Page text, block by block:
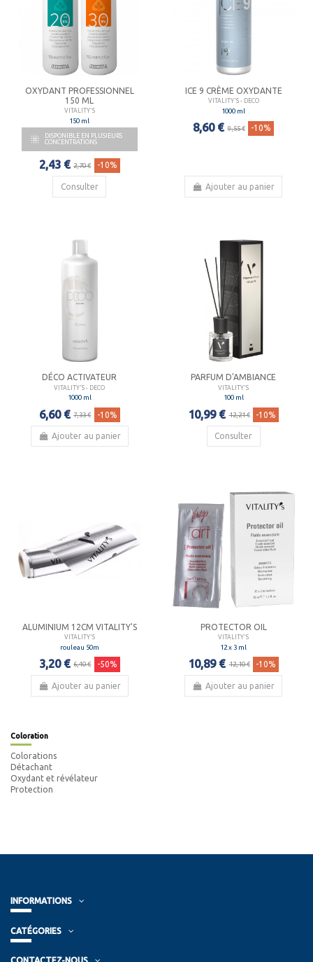
OXYDANT PROFESSIONNEL
150 ML
VITALITY'S
150 ml

DISPONIBLE EN PLUSIEURS
CONCENTRATIONS
2,43 € 2,70 € -10%
Consulter
ICE 9 CRÈME OXYDANTE
VITALITY'S - DECO
1000 ml
8,60 € 9,55 € -10%
Ajouter au panier
DÉCO ACTIVATEUR
VITALITY'S - DECO
1000 ml
6,60 € 7,33 € -10%
Ajouter au panier
PARFUM D'AMBIANCE
VITALITY'S
100 ml
10,99 € 12,21 € -10%
Consulter
ALUMINIUM 12CM VITALITY'S
VITALITY'S
rouleau 50m
3,20 € 6,40 € -50%
Ajouter au panier
PROTECTOR OIL
VITALITY'S
12 x 3 ml
10,89 € 12,10 € -10%
Ajouter au panier
Coloration
Colorations
Détachant
Oxydant et révélateur
Protection
INFORMATIONS
CATÉGORIES